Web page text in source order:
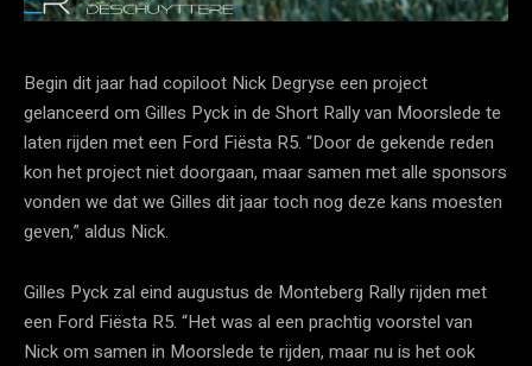
Begin dit jaar had copiloot Nick Degryse een project
gelanceerd om Gilles Pyck in de Short Rally van Moorslede te
laten rijden met een Ford Fiësta R5. “Door de gekende reden
kon het project niet doorgaan, maar samen met alle sponsors
vonden we dat we Gilles dit jaar toch nog deze kans moesten
geven,” aldus Nick.
Gilles Pyck zal eind augustus de Monteberg Rally rijden met
een Ford Fiësta R5. “Het was al een prachtig voorstel van
Nick om samen in Moorslede te rijden, maar nu is het ook